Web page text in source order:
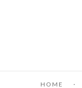
HOME